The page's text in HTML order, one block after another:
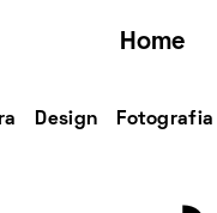
Home
Design Fotografia